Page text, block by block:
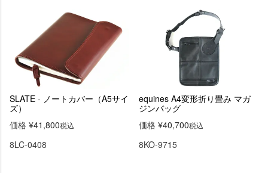
SLATE - ノートカバー（A5サイ
ズ）
価格 ¥41,800税込
8LC-0408
equines A4変形折り畳み マガ
ジンバッグ
価格 ¥40,700税込
8KO-9715